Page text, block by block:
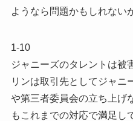
ようなら問題かもしれない
1-10
ジャニーズのタレントは被
リンは取引先としてジャニ
や第三者委員会の立ち上げ
もこれまでの対応で満足し